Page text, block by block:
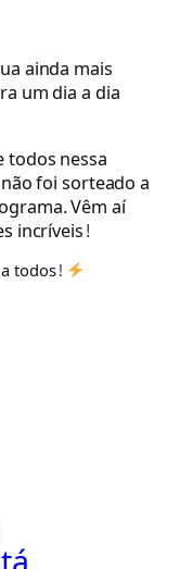
ainda mais
um dia a dia
todos nessa
foi sorteado a
Vêm aí
incríveis!
todos!